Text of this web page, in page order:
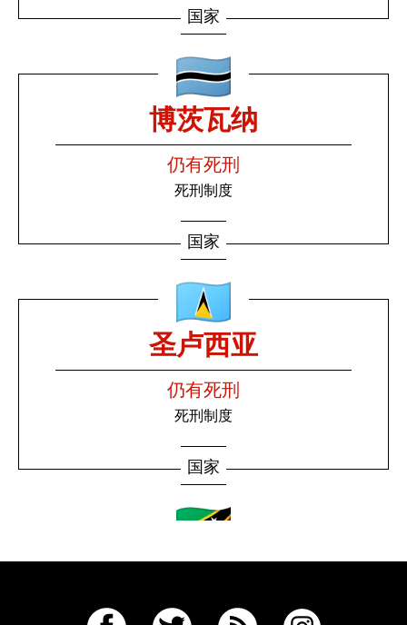
国家
博茨瓦纳
仍有死刑
死刑制度
国家
圣卢西亚
仍有死刑
死刑制度
国家
圣基茨和尼维斯
仍有死刑